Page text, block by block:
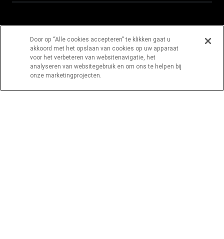
BELANGRIJKE PAGINA'S
Home Over ons
Contact opnemen
Fraudebewustheid
Privacyverklaring
Algemene Voorwaarden
Cookie-informatie
Cookie-instellingen
Door op “Alle cookies accepteren” te klikken gaat u
akkoord met het opslaan van cookies op uw apparaat
voor het verbeteren van websitenavigatie, het
analyseren van websitegebruik en om ons te helpen bij
onze marketingprojecten.